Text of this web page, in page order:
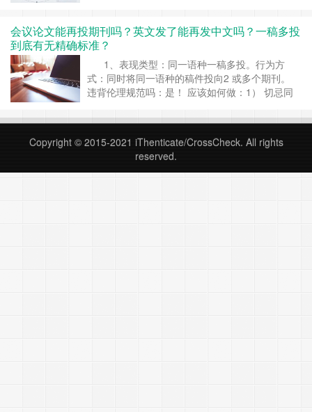
于期刊论文之间的比对，实际上这是一个较为常见
的误解，iThenticate 的……
会议论文能再投期刊吗？英文发了能再发中文吗？一稿多投
到底有无精确标准？
1、表现类型：同一语种一稿多投。行为方
式：同时将同一语种的稿件投向2 或多个期刊。
违背伦理规范吗：是！ 应该如何做：1） 切忌同
投稿有明确退稿答复，作者才有权投向他刊。 2、
表明，把已发表的文献或者取其一部分内容权当新
文章再次投稿到另一期刊。 违背伦理规……
阅读 »
Copyright © 2015-2021 iThenticate/CrossCheck. All rights
reserved.